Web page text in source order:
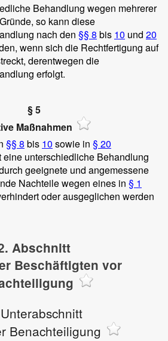
Behandlung wegen mehrerer
so kann diese
nach den §§ 8 bis 10 und 20
wenn sich die Rechtfertigung auf
derentwegen die
erfolgt.
§ 5
Maßnahmen
§§ 8 bis 10 sowie in § 20
unterschiedliche Behandlung
geeignete und angemessene
Nachteile wegen eines in § 1
oder ausgeglichen werden
Abschnitt
Beschäftigten vor
Benachteiligung